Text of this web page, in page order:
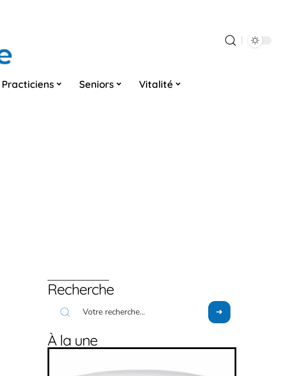
Practiciens Seniors Vitalité
Recherche
À la une